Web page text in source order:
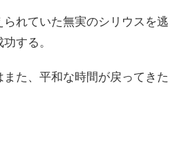
れていた無実のシリウスを逃
する。
た、平和な時間が戻ってきた